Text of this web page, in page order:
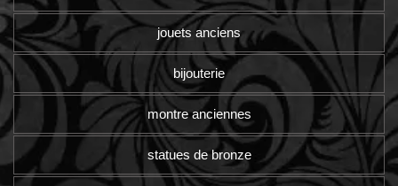
jouets anciens
bijouterie
montre anciennes
statues de bronze